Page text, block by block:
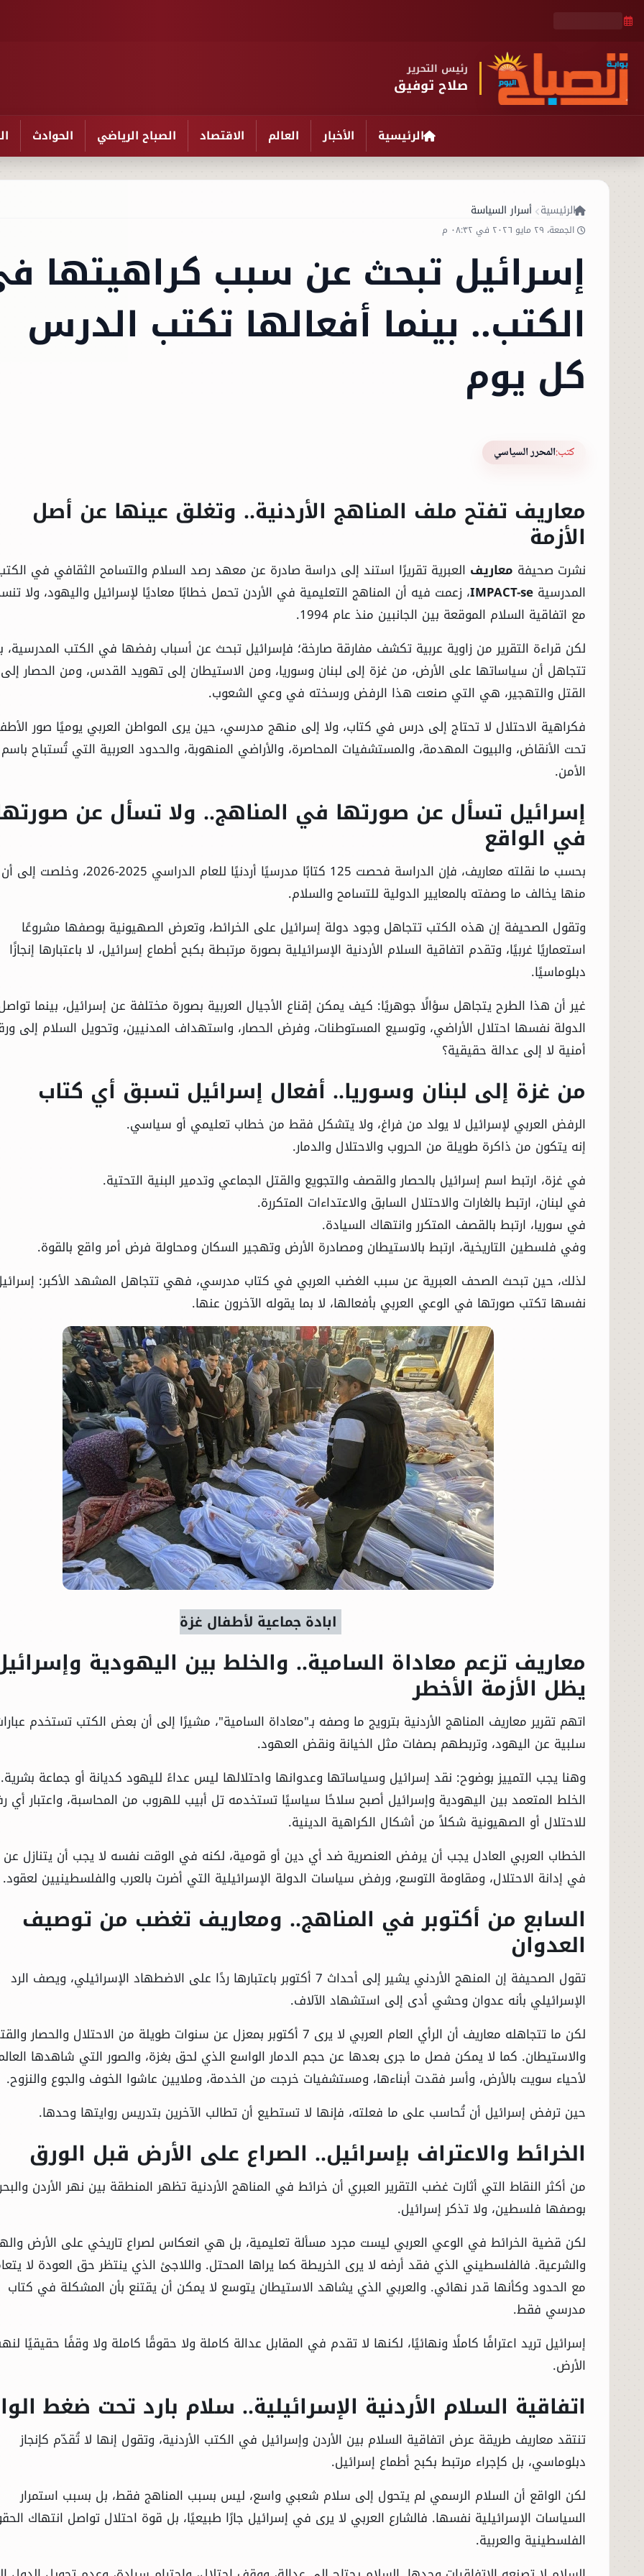
رئيس التحرير
صلاح توفيق
الرئيسية الأخبار العالم الاقتصاد الصباح الرياضي الحوادث
الفنون
المنوعات
الرئيسية أسرار السياسة
الجمعة، ٢٩ مايو ٢٠٢٦ في ٠٨:٣٢ م
إسرائيل تبحث عن سبب كراهيتها
الكتب.. بينما أفعالها تكتب الدرس
كل يوم
كتب:المحرر السياسي
معاريف تفتح ملف المناهج الأردنية.. وتغلق عينها عن أصل
الأزمة
نشرت صحيفة معاريف العبرية تقريرًا استند إلى دراسة صادرة عن معهد رصد السلام والتسامح الثقافي في
المدرسية IMPACT-se، زعمت فيه أن المناهج التعليمية في الأردن تحمل خطابًا معاديًا لإسرائيل واليهود، ولا
مع اتفاقية السلام الموقعة بين الجانبين منذ عام 1994.
لكن قراءة التقرير من زاوية عربية تكشف مفارقة صارخة؛ فإسرائيل تبحث عن أسباب رفضها في الكتب المدرسية،
تتجاهل أن سياساتها على الأرض، من غزة إلى لبنان وسوريا، ومن الاستيطان إلى تهويد القدس، ومن الحصار إلى
القتل والتهجير، هي التي صنعت هذا الرفض ورسخته في وعي الشعوب.
فكراهية الاحتلال لا تحتاج إلى درس في كتاب، ولا إلى منهج مدرسي، حين يرى المواطن العربي يوميًا صور
تحت الأنقاض، والبيوت المهدمة، والمستشفيات المحاصرة، والأراضي المنهوبة، والحدود العربية التي تُستباح باسم
الأمن.
إسرائيل تسأل عن صورتها في المناهج.. ولا تسأل عن
في الواقع
بحسب ما نقلته معاريف، فإن الدراسة فحصت 125 كتابًا مدرسيًا أردنيًا للعام
منها يخالف ما وصفته بالمعايير الدولية للتسامح والسلام.
وتقول الصحيفة إن هذه الكتب تتجاهل وجود دولة إسرائيل على الخرائط، وتعرض الصهيونية بوصفها مشروعًا
استعماريًا غربيًا، وتقدم اتفاقية السلام الأردنية الإسرائيلية بصورة مرتبطة بكبح أطماع إسرائيل، لا باعتبارها إنجازًا
دبلوماسيًا.
غير أن هذا الطرح يتجاهل سؤالًا جوهريًا: كيف يمكن إقناع الأجيال العربية بصورة مختلفة عن إسرائيل، بينما
الدولة نفسها احتلال الأراضي، وتوسيع المستوطنات، وفرض الحصار، واستهداف المدنيين، وتحويل السلام إلى
أمنية لا إلى عدالة حقيقية؟
من غزة إلى لبنان وسوريا.. أفعال إسرائيل تسبق أي كتاب
الرفض العربي لإسرائيل لا يولد من فراغ، ولا يتشكل فقط من خطاب تعليمي أو سياسي.
إنه يتكون من ذاكرة طويلة من الحروب والاحتلال والدمار.
في غزة، ارتبط اسم إسرائيل بالحصار والقصف والتجويع والقتل الجماعي وتدمير البنية التحتية.
في لبنان، ارتبط بالغارات والاحتلال السابق والاعتداءات المتكررة.
في سوريا، ارتبط بالقصف المتكرر وانتهاك السيادة.
وفي فلسطين التاريخية، ارتبط بالاستيطان ومصادرة الأرض وتهجير السكان ومحاولة فرض أمر واقع بالقوة.
لذلك، حين تبحث الصحف العبرية عن سبب الغضب العربي في كتاب مدرسي، فهي تتجاهل المشهد الأكبر:
نفسها تكتب صورتها في الوعي العربي بأفعالها، لا بما يقوله الآخرون عنها.
ابادة جماعية لأطفال غزة
معاريف تزعم معاداة السامية.. والخلط بين اليهودية
يظل الأزمة الأخطر
اتهم تقرير معاريف المناهج الأردنية بترويج ما وصفه بـ"معاداة السامية"، مشيرًا إلى أن بعض الكتب تستخدم
سلبية عن اليهود، وتربطهم بصفات مثل الخيانة ونقض العهود.
وهنا يجب التمييز بوضوح: نقد إسرائيل وسياساتها وعدوانها واحتلالها ليس عداءً لليهود كديانة أو جماعة بشرية.
الخلط المتعمد بين اليهودية وإسرائيل أصبح سلاحًا سياسيًا تستخدمه تل أبيب للهروب من المحاسبة، واعتبار
للاحتلال أو الصهيونية شكلاً من أشكال الكراهية الدينية.
الخطاب العربي العادل يجب أن يرفض العنصرية ضد أي دين أو قومية، لكنه في الوقت نفسه لا يجب أن يتنازل
في إدانة الاحتلال، ومقاومة التوسع، ورفض سياسات الدولة الإسرائيلية التي أضرت بالعرب والفلسطينيين لعقود.
السابع من أكتوبر في المناهج.. ومعاريف تغضب من توصيف
العدوان
تقول الصحيفة إن المنهج الأردني يشير إلى أحداث 7 أكتوبر باعتبارها ردًا على الاضطهاد الإسرائيلي، ويصف الرد
الإسرائيلي بأنه عدوان وحشي أدى إلى استشهاد الآلاف.
لكن ما تتجاهله معاريف أن الرأي العام العربي لا يرى 7 أكتوبر بمعزل عن سنوات طويلة من الاحتلال والحصار
والاستيطان. كما لا يمكن فصل ما جرى بعدها عن حجم الدمار الواسع الذي لحق بغزة، والصور التي شاهدها
لأحياء سويت بالأرض، وأسر فقدت أبناءها، ومستشفيات خرجت من الخدمة، وملايين عاشوا الخوف والجوع والنزوح.
حين ترفض إسرائيل أن تُحاسب على ما فعلته، فإنها لا تستطيع أن تطالب الآخرين بتدريس روايتها وحدها.
الخرائط والاعتراف بإسرائيل.. الصراع على الأرض قبل الورق
من أكثر النقاط التي أثارت غضب التقرير العبري أن خرائط في المناهج الأردنية تظهر المنطقة بين نهر الأردن
بوصفها فلسطين، ولا تذكر إسرائيل.
لكن قضية الخرائط في الوعي العربي ليست مجرد مسألة تعليمية، بل هي انعكاس لصراع تاريخي على الأرض
والشرعية. فالفلسطيني الذي فقد أرضه لا يرى الخريطة كما يراها المحتل. واللاجئ الذي ينتظر حق العودة لا
مع الحدود وكأنها قدر نهائي. والعربي الذي يشاهد الاستيطان يتوسع لا يمكن أن يقتنع بأن المشكلة في كتاب
مدرسي فقط.
إسرائيل تريد اعترافًا كاملًا ونهائيًا، لكنها لا تقدم في المقابل عدالة كاملة ولا حقوقًا كاملة ولا وقفًا حقيقيًا
الأرض.
اتفاقية السلام الأردنية الإسرائيلية.. سلام بارد تحت ضغط
تنتقد معاريف طريقة عرض اتفاقية السلام بين الأردن وإسرائيل في الكتب الأردنية، وتقول إنها لا تُقدّم كإنجاز
دبلوماسي، بل كإجراء مرتبط بكبح أطماع إسرائيل.
لكن الواقع أن السلام الرسمي لم يتحول إلى سلام شعبي واسع، ليس بسبب المناهج فقط، بل بسبب استمرار
السياسات الإسرائيلية نفسها. فالشارع العربي لا يرى في إسرائيل جارًا طبيعيًا، بل قوة احتلال تواصل انتهاك
الفلسطينية والعربية.